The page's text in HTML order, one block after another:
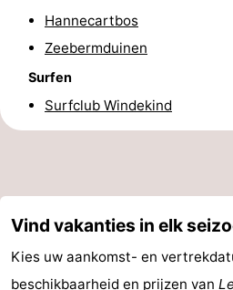
Praktisch
Forum
Route
Parkeren
-
Kusttram
Reisboekenwinkel
Nieuws
Hannecartbos
Zeebermduinen
Surfen
Surfclub Windekind
Vind vakanties in elk
Kies uw aankomst- en
beschikbaarheid en prijzen van